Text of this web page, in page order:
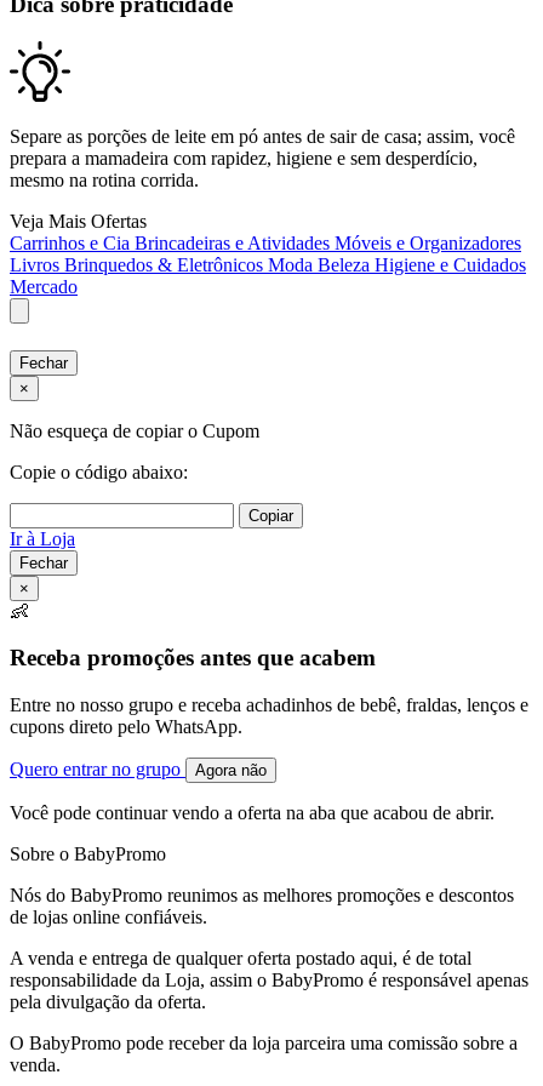
Separe as porções de leite em pó antes de sair de casa; assim, você
prepara a mamadeira com rapidez, higiene e sem desperdício,
mesmo na rotina corrida.
Veja Mais Ofertas
Carrinhos e Cia Brincadeiras e Atividades Móveis e Organizadores
Livros Brinquedos & Eletrônicos Moda Beleza Higiene e Cuidados
Mercado
Fechar
×
Não esqueça de copiar o Cupom
Copie o código abaixo:
Copiar
Ir à Loja
Fechar
×
👶
Receba promoções antes que acabem
Entre no nosso grupo e receba achadinhos de bebê, fraldas, lenços e
cupons direto pelo WhatsApp.
Quero entrar no grupo Agora não
Você pode continuar vendo a oferta na aba que acabou de abrir.
Sobre o BabyPromo
Nós do BabyPromo reunimos as melhores promoções e descontos
de lojas online confiáveis.
A venda e entrega de qualquer oferta postado aqui, é de total
responsabilidade da Loja, assim o BabyPromo é responsável apenas
pela divulgação da oferta.
O BabyPromo pode receber da loja parceira uma comissão sobre a
venda.